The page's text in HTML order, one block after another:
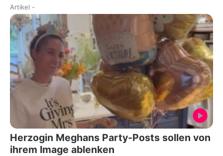
Artikel -
Herzogin Meghans Party-Posts sollen von
ihrem Image ablenken